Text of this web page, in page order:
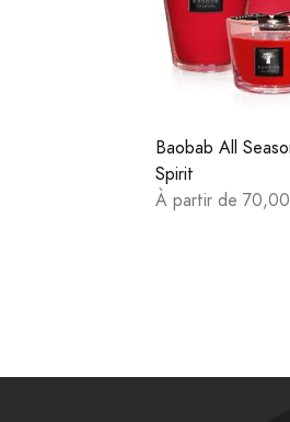
Baobab All
Spirit
À partir de